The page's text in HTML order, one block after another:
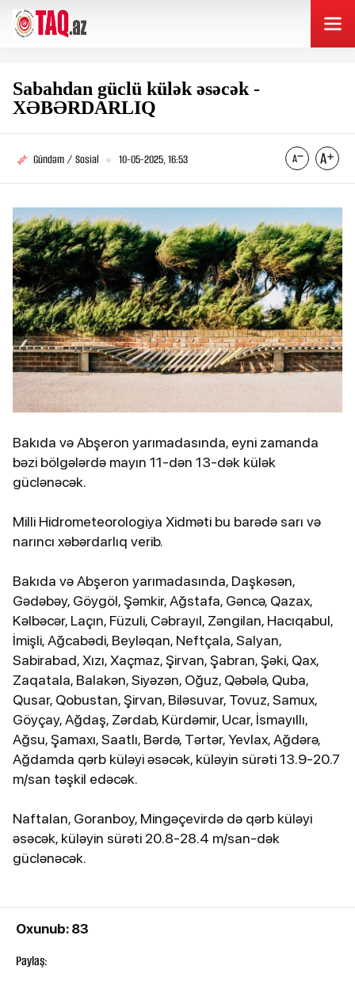
Sabahdan güclü külək əsəcək -
XƏBƏRDARLIQ
Gündəm / Sosial 10-05-2025, 16:53
Bakıda və Abşeron yarımadasında, eyni zamanda
bəzi bölgələrdə mayın 11-dən 13-dək külək
güclənəcək.
Milli Hidrometeorologiya Xidməti bu barədə sarı və
narıncı xəbərdarlıq verib.
Bakıda və Abşeron yarımadasında, Daşkəsən,
Gədəbəy, Göygöl, Şəmkir, Ağstafa, Gəncə, Qazax,
Kəlbəcər, Laçın, Füzuli, Cəbrayıl, Zəngilan, Hacıqabul,
İmişli, Ağcabədi, Beyləqan, Neftçala, Salyan,
Sabirabad, Xızı, Xaçmaz, Şirvan, Şabran, Şəki, Qax,
Zaqatala, Balakən, Siyəzən, Oğuz, Qəbələ, Quba,
Qusar, Qobustan, Şirvan, Biləsuvar, Tovuz, Samux,
Göyçay, Ağdaş, Zərdab, Kürdəmir, Ucar, İsmayıllı,
Ağsu, Şamaxı, Saatlı, Bərdə, Tərtər, Yevlax, Ağdərə,
Ağdamda qərb küləyi əsəcək, küləyin sürəti 13.9-20.7
m/san təşkil edəcək.
Naftalan, Goranboy, Mingəçevirdə də qərb küləyi
əsəcək, küləyin sürəti 20.8-28.4 m/san-dək
güclənəcək.
Oxunub: 83
Paylaş: